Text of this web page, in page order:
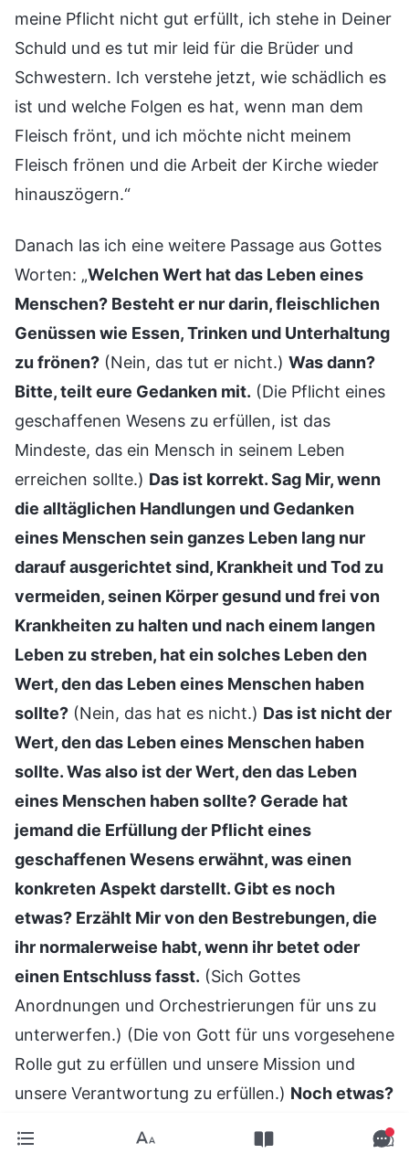
meine Pflicht nicht gut erfüllt, ich stehe in Deiner
Schuld und es tut mir leid für die Brüder und
Schwestern. Ich verstehe jetzt, wie schädlich es
ist und welche Folgen es hat, wenn man dem
Fleisch frönt, und ich möchte nicht meinem
Fleisch frönen und die Arbeit der Kirche wieder
hinauszögern.“
Danach las ich eine weitere Passage aus Gottes
Worten: „Welchen Wert hat das Leben eines
Menschen? Besteht er nur darin, fleischlichen
Genüssen wie Essen, Trinken und Unterhaltung
zu frönen? (Nein, das tut er nicht.) Was dann?
Bitte, teilt eure Gedanken mit. (Die Pflicht eines
geschaffenen Wesens zu erfüllen, ist das
Mindeste, das ein Mensch in seinem Leben
erreichen sollte.) Das ist korrekt. Sag Mir, wenn
die alltäglichen Handlungen und Gedanken
eines Menschen sein ganzes Leben lang nur
darauf ausgerichtet sind, Krankheit und Tod zu
vermeiden, seinen Körper gesund und frei von
Krankheiten zu halten und nach einem langen
Leben zu streben, hat ein solches Leben den
Wert, den das Leben eines Menschen haben
sollte? (Nein, das hat es nicht.) Das ist nicht der
Wert, den das Leben eines Menschen haben
sollte. Was also ist der Wert, den das Leben
eines Menschen haben sollte? Gerade hat
jemand die Erfüllung der Pflicht eines
geschaffenen Wesens erwähnt, was einen
konkreten Aspekt darstellt. Gibt es noch
etwas? Erzählt Mir von den Bestrebungen, die
ihr normalerweise habt, wenn ihr betet oder
einen Entschluss fasst. (Sich Gottes
Anordnungen und Orchestrierungen für uns zu
unterwerfen.) (Die von Gott für uns vorgesehene
Rolle gut zu erfüllen und unsere Mission und
unsere Verantwortung zu erfüllen.) Noch etwas?
geschaffenen Wesens zu erfüllen. Auf der